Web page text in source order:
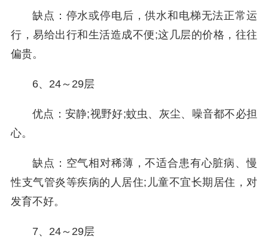
缺点：停水或停电后，供水和电梯无法正常运
行，易给出行和生活造成不便;这几层的价格，往往
偏贵。
6、24～29层
优点：安静;视野好;蚊虫、灰尘、噪音都不必担
心。
缺点：空气相对稀薄，不适合患有心脏病、慢
性支气管炎等疾病的人居住;儿童不宜长期居住，对
发育不好。
7、24～29层